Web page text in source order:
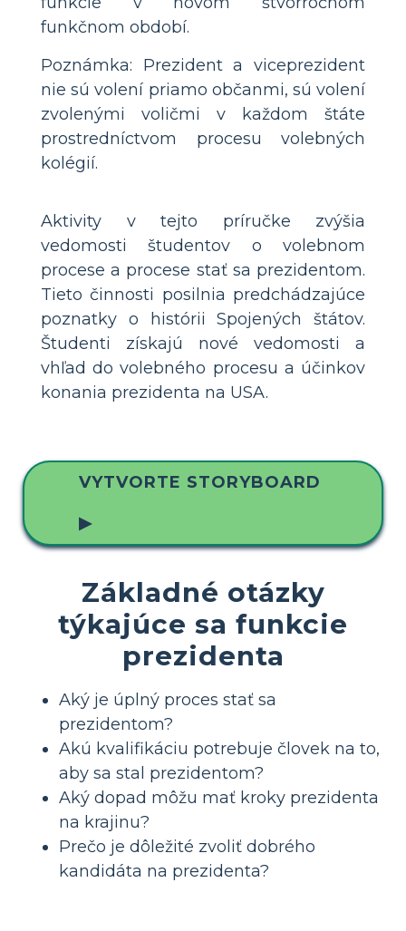
funkčnom období.
Poznámka: Prezident a viceprezident
nie sú volení priamo občanmi, sú volení
zvolenými voličmi v každom štáte
prostredníctvom procesu volebných
kolégií.
Aktivity v tejto príručke zvýšia
vedomosti študentov o volebnom
procese a procese stať sa prezidentom.
Tieto činnosti posilnia predchádzajúce
poznatky o histórii Spojených štátov.
Študenti získajú nové vedomosti a
vhľad do volebného procesu a účinkov
konania prezidenta na USA.
VYTVORTE STORYBOARD
▶
Základné otázky
týkajúce sa funkcie
prezidenta
Aký je úplný proces stať sa
prezidentom?
Akú kvalifikáciu potrebuje človek na to,
aby sa stal prezidentom?
Aký dopad môžu mať kroky prezidenta
na krajinu?
Prečo je dôležité zvoliť dobrého
kandidáta na prezidenta?